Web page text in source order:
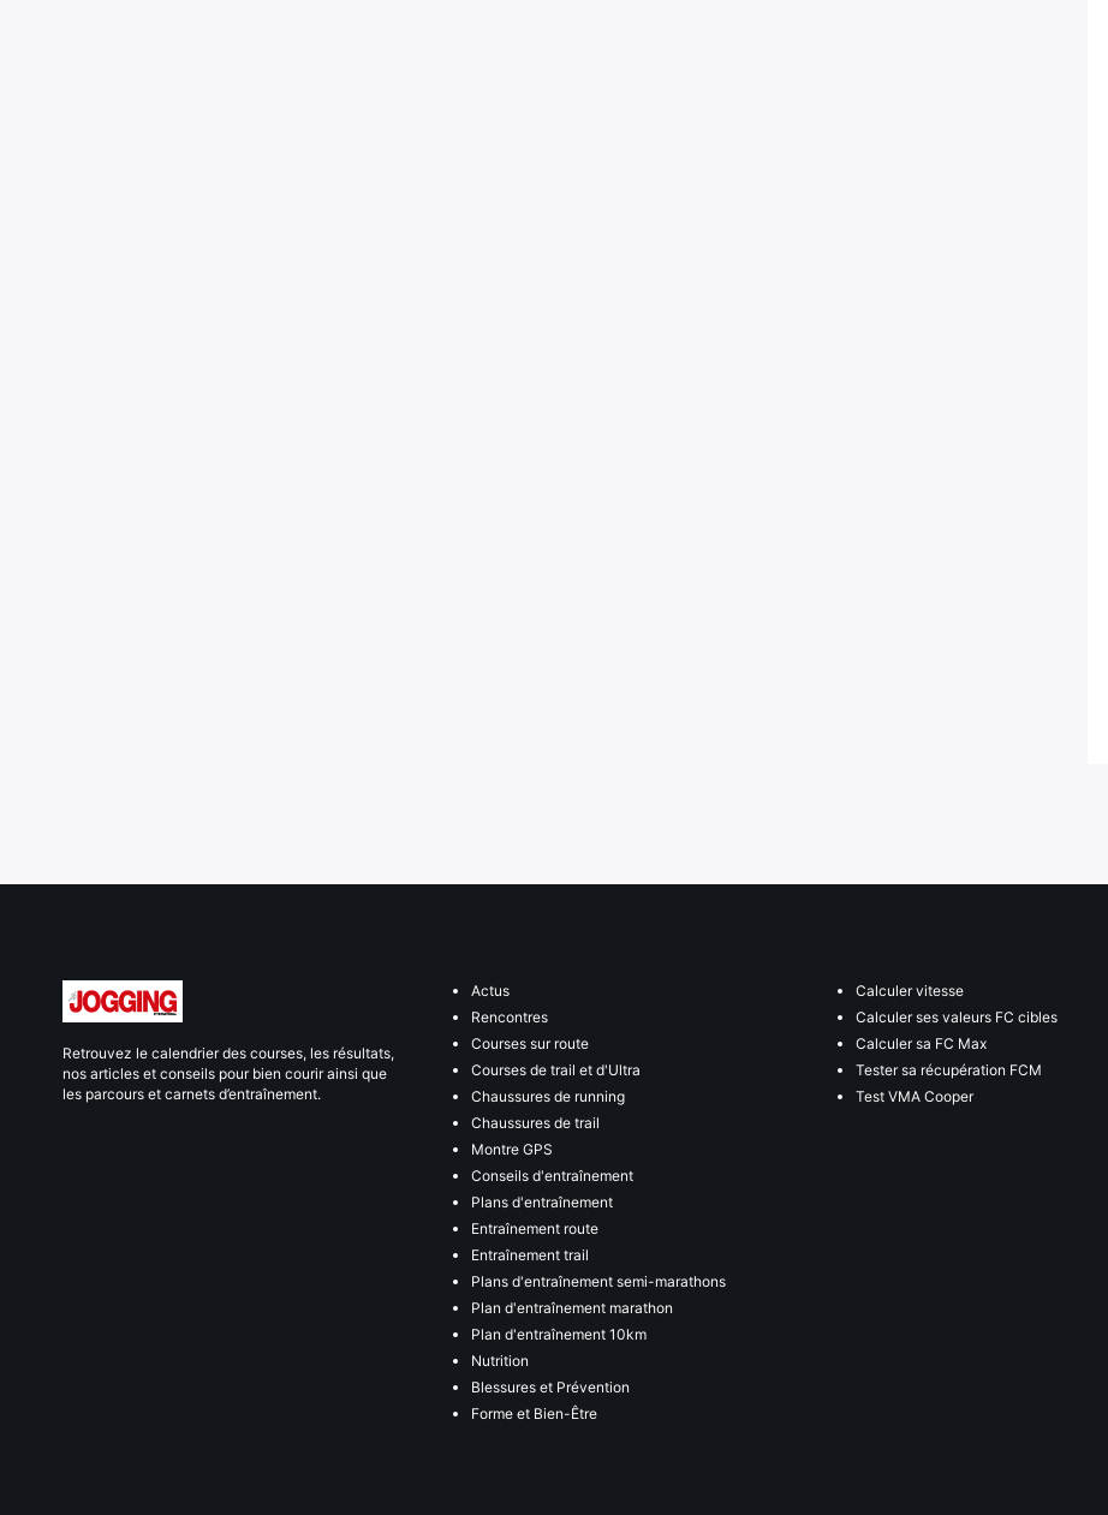
Retrouvez le calendrier des courses, les résultats,
nos articles et conseils pour bien courir ainsi que
les parcours et carnets d’entraînement.
Actus
Rencontres
Courses sur route
Courses de trail et d'Ultra
Chaussures de running
Chaussures de trail
Montre GPS
Conseils d'entraînement
Plans d'entraînement
Entraînement route
Entraînement trail
Plans d'entraînement semi-marathons
Plan d'entraînement marathon
Plan d'entraînement 10km
Nutrition
Blessures et Prévention
Forme et Bien-Être
Calculer vitesse
Calculer ses valeurs FC cibles
Calculer sa FC Max
Tester sa récupération FCM
Test VMA Cooper